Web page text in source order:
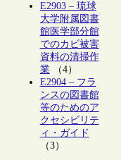
E2903 – 琉球
大学附属図書
館医学部分館
でのカビ被害
資料の清掃作
業（4）
E2904 – フラ
ンスの図書館
等のためのア
クセシビリテ
ィ・ガイド
（3）